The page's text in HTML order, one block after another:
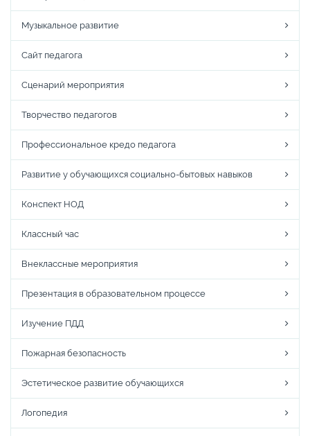
Музыкальное развитие
Сайт педагога
Сценарий мероприятия
Творчество педагогов
Профессиональное кредо педагога
Развитие у обучающихся социально-бытовых навыков
Конспект НОД
Классный час
Внеклассные мероприятия
Презентация в образовательном процессе
Изучение ПДД
Пожарная безопасность
Эстетическое развитие обучающихся
Логопедия